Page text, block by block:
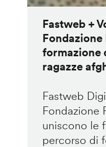
Fastweb +
Fondazione
formazione
ragazze
Fastweb
Fondazione
uniscono le
percorso di